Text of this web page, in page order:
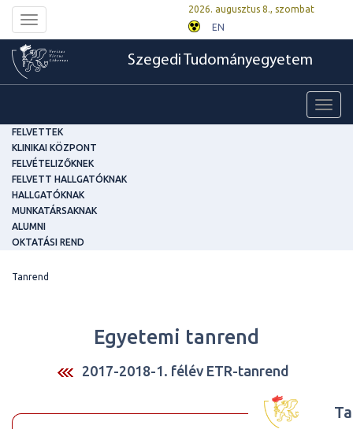
Toggle
navigation
2026. augusztus 8., szombat
EN
Szegedi Tudományegyetem
FELVETTEK
KLINIKAI KÖZPONT
FELVÉTELIZŐKNEK
FELVETT HALLGATÓKNAK
HALLGATÓKNAK
MUNKATÁRSAKNAK
ALUMNI
OKTATÁSI REND
Tanrend
Egyetemi tanrend
2017-2018-1. félév ETR-tanrend